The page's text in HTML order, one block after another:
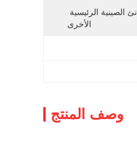
الأخرى
وصف المنتج